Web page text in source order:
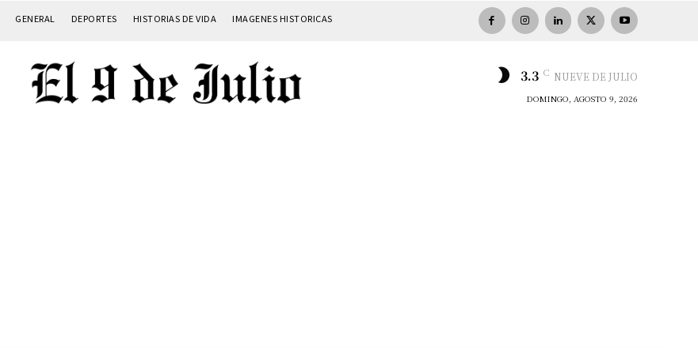
GENERAL DEPORTES HISTORIAS DE VIDA IMAGENES HISTORICAS
3.3 C NUEVE DE JULIO
DOMINGO, AGOSTO 9, 2026